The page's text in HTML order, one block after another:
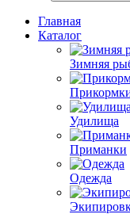
Главная
Каталог
Зимняя
Удилища
Приманки
Одежда